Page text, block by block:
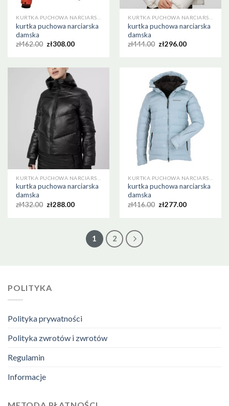
kurtka puchowa narciarska
damska
zł462.00 zł308.00
kurtka puchowa narciarska
damska
zł444.00 zł296.00
kurtka puchowa narciarska
damska
zł432.00 zł288.00
kurtka puchowa narciarska
damska
zł416.00 zł277.00
1 2
POLITYKA
Polityka prywatności
Polityka zwrotów i zwrotów
Regulamin
Informacje